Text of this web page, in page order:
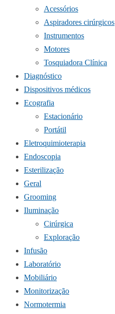
Acessórios
Aspiradores cirúrgicos
Instrumentos
Motores
Tosquiadora Clínica
Diagnóstico
Dispositivos médicos
Ecografia
Estacionário
Portátil
Eletroquimioterapia
Endoscopia
Esterilização
Geral
Grooming
Iluminação
Cirúrgica
Exploração
Infusão
Laboratório
Mobiliário
Monitorização
Normotermia